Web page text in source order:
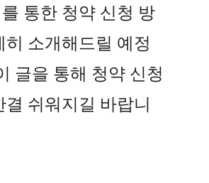
통한 청약 신청 방
히 소개해드릴 예정
글을 통해 청약 신청
결 쉬워지길 바랍니